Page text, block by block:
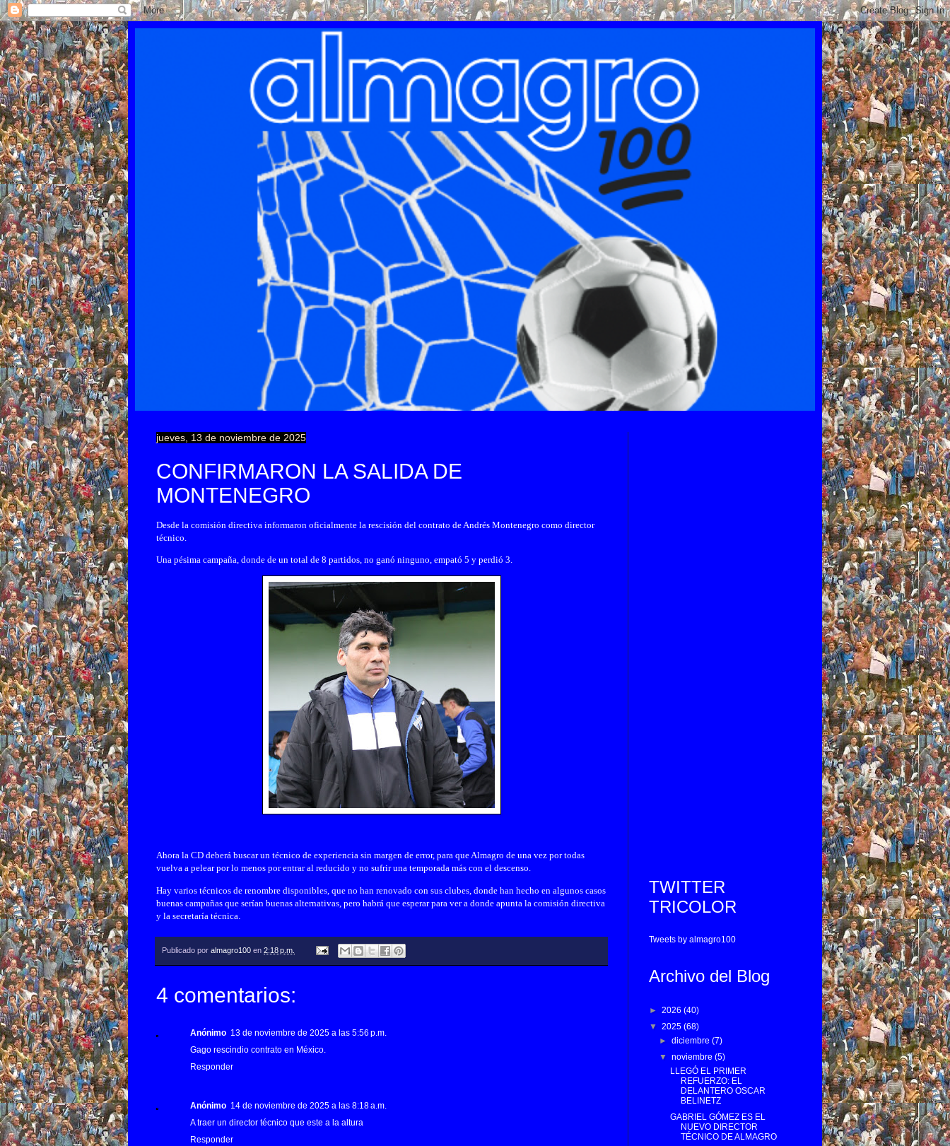
jueves, 13 de noviembre de 2025
CONFIRMARON LA SALIDA DE
MONTENEGRO
Desde la comisión directiva informaron oficialmente la rescisión del contrato de Andrés Montenegro como director
técnico.
Una pésima campaña, donde de un total de 8 partidos, no ganó ninguno, empató 5 y perdió 3.
Ahora la CD deberá buscar un técnico de experiencia sin margen de error, para que Almagro de una vez por todas
vuelva a pelear por lo menos por entrar al reducido y no sufrir una temporada más con el descenso.
Hay varios técnicos de renombre disponibles, que no han renovado con sus clubes, donde han hecho en algunos casos
buenas campañas que serían buenas alternativas, pero habrá que esperar para ver a donde apunta la comisión directiva
y la secretaría técnica
Publicado por almagro100 en 2:18 p.m.
4 comentarios:
Anónimo 13 de noviembre de 2025 a las 5:56 p.m.
Gago rescindio contrato en México.
Responder
Anónimo 14 de noviembre de 2025 a las 8:18 a.m.
A traer un director técnico que este a la altura
Responder
TWITTER
TRICOLOR
Tweets by almagro100
Archivo del Blog
► 2026 (40)
▼ 2025 (68)
►diciembre(7)
▼noviembre(5)
LLEGÓ EL PRIMER
REFUERZO: EL
DELANTERO OSCAR
BELINETZ
GABRIEL GÓMEZ ES EL
NUEVO DIRECTOR
TÉCNICO DE ALMAGRO